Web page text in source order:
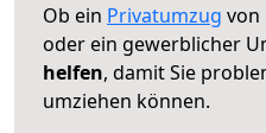
Ob ein Privatumzug von
oder ein gewerblicher
helfen, damit Sie
umziehen können.